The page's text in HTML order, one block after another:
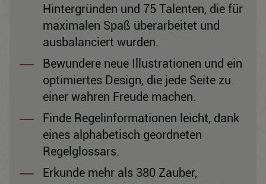
Hintergründen und 75 Talenten, die für
maximalen Spaß überarbeitet und
ausbalanciert wurden.
Bewundere neue Illustrationen und ein
optimiertes Design, die jede Seite zu
einer wahren Freude machen.
Finde Regelinformationen leicht, dank
eines alphabetisch geordneten
Regelglossars.
Erkunde mehr als 380 Zauber,